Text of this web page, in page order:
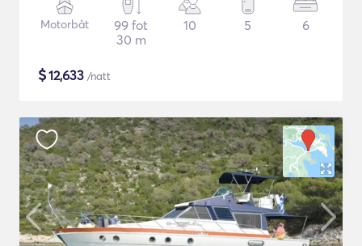
Motorbåt
99 fot
30 m
10 5 6
$12,633 /natt